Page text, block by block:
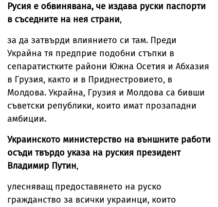
Русия е обвинявана, че издава руски паспорти
в съседните на нея страни,
за да затвърди влиянието си там. Преди
Украйна тя предприе подобни стъпки в
сепаратистките райони Южна Осетия и Абхазия
в Грузия, както и в Приднестровието, в
Молдова. Украйна, Грузия и Молдова са бивши
съветски републики, които имат прозападни
амбиции.
Украинското министерство на външните работи
осъди твърдо указа на руския президент
Владимир Путин,
улесняващ предоставянето на руско
гражданство за всички украинци, които